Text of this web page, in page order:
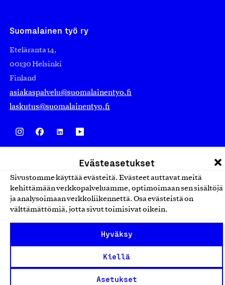
Evästeasetukset
Sivustomme käyttää evästeitä. Evästeet auttavat meitä
kehittämään verkkopalveluamme, optimoimaan sen sisältöjä
ja analysoimaan verkkoliikennettä. Osa evästeistä on
välttämättömiä, jotta sivut toimisivat oikein.
Hyväksy
Kiellä
Asetukset
Suomalainen työ ry
Eteläranta 14,
00130 Helsinki
Finland
asiakaspalvelu@suomalainentyo.fi
laskutus@suomalainentyo.fi
Design From Finland
Yhteiskunnallinen Yritys -merkki